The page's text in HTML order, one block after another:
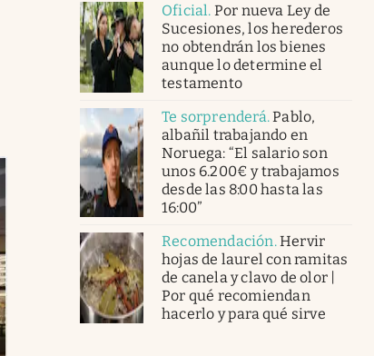
Oficial. Por nueva Ley de
Sucesiones, los herederos
no obtendrán los bienes
aunque lo determine el
testamento
Te sorprenderá.Pablo,
albañil trabajando en
Noruega: “El salario son
unos 6.200€ y trabajamos
desde las 8:00 hasta las
16:00”
Recomendación.Hervir
hojas de laurel con ramitas
de canela y clavo de olor |
Por qué recomiendan
hacerlo y para qué sirve